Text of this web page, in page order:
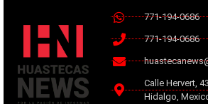
771-194-0686
771-194-0686
Calle Hervert,
Hidalgo,